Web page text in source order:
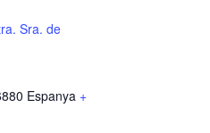
Sra. de
Espanya +